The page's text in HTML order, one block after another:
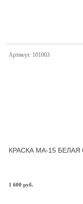
Артикул: 101003
КРАСКА МА-15 БЕЛАЯ
1 600 руб.